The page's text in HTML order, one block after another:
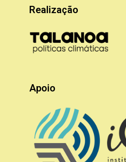
Realização
Apoio